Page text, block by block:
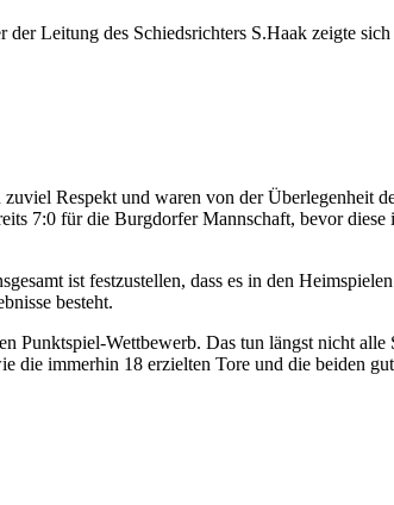
Leitung des Schiedsrichters S.Haak zeigte
Respekt und waren von der Überlegenheit
7:0 für die Burgdorfer Mannschaft, bevor diese
ist festzustellen, dass es in den
besteht.
Punktspiel-Wettbewerb. Das tun längst nicht alle
die immerhin 18 erzielten Tore und die beiden